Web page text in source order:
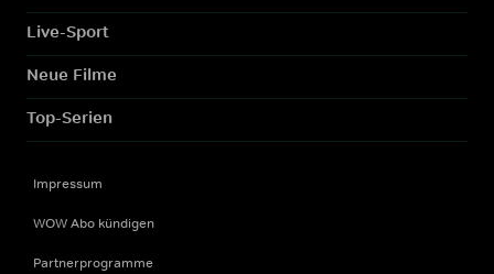
Live-Sport
Neue Filme
Top-Serien
Impressum
WOW Abo kündigen
Partnerprogramme